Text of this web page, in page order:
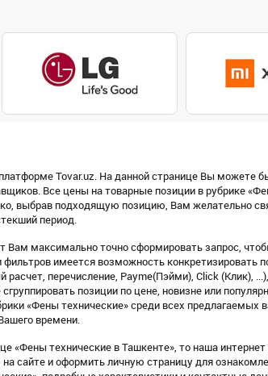
Tovar.uz. На данной странице Вы можете
Все цены на товарные позиции в рубрике
выбрав подходящую позицию, Вам желательно
период.
Вам максимально точно сформировать запрос,
имеется возможность конкретизировать
перечисление, Payme(Пэйми), Click (Клик),
позиции по цене, новизне или
«Фены технические» среди всех
времени.
«Фены технические в Ташкенте», то наша
сайте и оформить личную страницу для